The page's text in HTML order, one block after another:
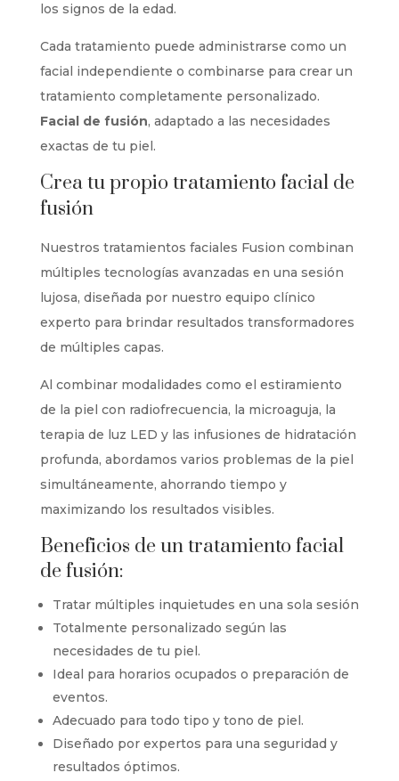
los signos de la edad.
Cada tratamiento puede administrarse como un
facial independiente o combinarse para crear un
tratamiento completamente personalizado.
Facial de fusión, adaptado a las necesidades
exactas de tu piel.
Crea tu propio tratamiento facial de
fusión
Nuestros tratamientos faciales Fusion combinan
múltiples tecnologías avanzadas en una sesión
lujosa, diseñada por nuestro equipo clínico
experto para brindar resultados transformadores
de múltiples capas.
Al combinar modalidades como el estiramiento
de la piel con radiofrecuencia, la microaguja, la
terapia de luz LED y las infusiones de hidratación
profunda, abordamos varios problemas de la piel
simultáneamente, ahorrando tiempo y
maximizando los resultados visibles.
Beneficios de un tratamiento facial
de fusión:
Tratar múltiples inquietudes en una sola sesión
Totalmente personalizado según las
necesidades de tu piel.
Ideal para horarios ocupados o preparación de
eventos.
Adecuado para todo tipo y tono de piel.
Diseñado por expertos para una seguridad y
resultados óptimos.